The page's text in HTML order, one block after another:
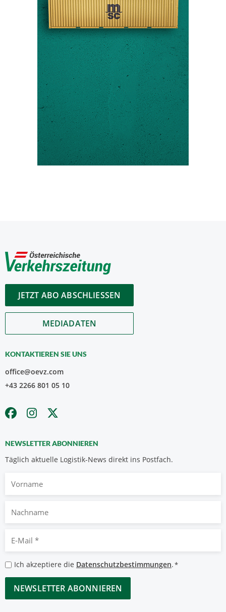
JETZT ABO ABSCHLIESSEN
MEDIADATEN
KONTAKTIEREN SIE UNS
office@oevz.com
+43 2266 801 05 10
NEWSLETTER ABONNIEREN
Täglich aktuelle Logistik-News direkt ins Postfach.
Nachname
Mail
*
Datenschutzbestimmungen
*
Ich akzeptiere die Datenschutzbestimmungen.*
CAPTCHA